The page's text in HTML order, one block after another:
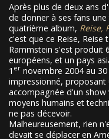
Après plus de deux ans
de donner à ses fans
quatrième album, Reise,
c'est que ce Reise, Reise
Rammstein s'est produit
européens, et un pays
1 er novembre 2004 au
impressionné,
accompagnée d'un show
moyens humains et
ne pas décevoir.
Malheureusement, rien
devait se déplacer en